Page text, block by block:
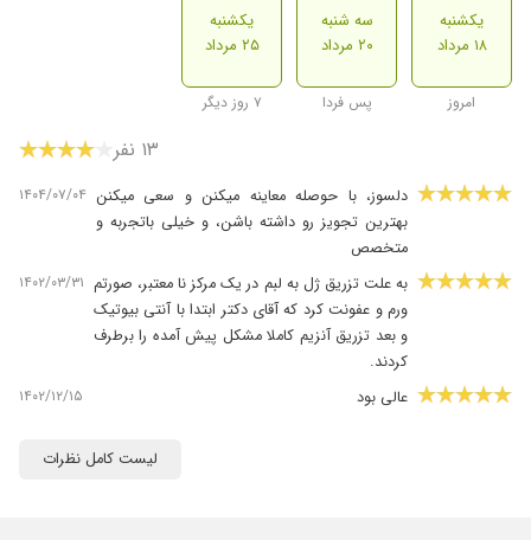
یکشنبه
۱۸ مرداد
امروز
سه شنبه
۲۰ مرداد
پس فردا
یکشنبه
۲۵ مرداد
۷ روز دیگر
۱۳ نفر
دلسوز، با حوصله معاینه میکنن و سعی میکنن
بهترین تجویز رو داشته باشن، و خیلی باتجربه و
متخصص
۱۴۰۴/۰۷/۰۴
به علت تزریق ژل به لبم در یک مرکز نا معتبر، صورتم
ورم و عفونت کرد که آقای دکتر ابتدا با آنتی بیوتیک
و بعد تزریق آنزیم کاملا مشکل پیش آمده را برطرف
کردند.
۱۴۰۲/۰۳/۳۱
عالی بود ۱۴۰۲/۱۲/۱۵
۱۴۰۲/۱۲/۲۵
لیست کامل نظرات